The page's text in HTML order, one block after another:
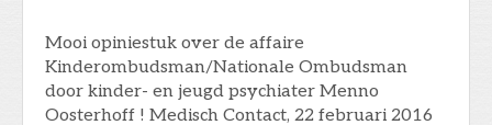
Mooi opiniestuk over de affaire
Kinderombudsman/Nationale Ombudsman
door kinder- en jeugd psychiater Menno
Oosterhoff ! Medisch Contact, 22 februari 2016